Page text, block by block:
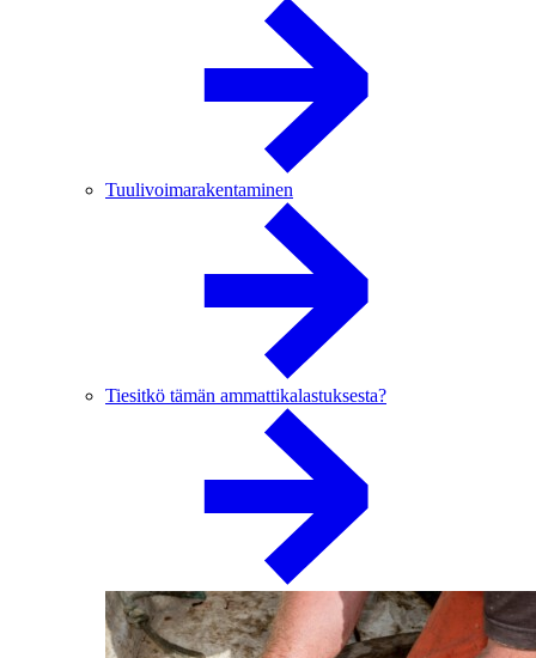
Tuulivoimarakentaminen
Tiesitkö tämän ammattikalastuksesta?